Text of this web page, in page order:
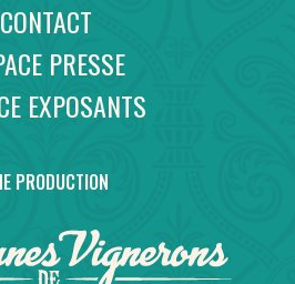
CONTACT
PRESSE
EXPOSANTS
PRODUCTION